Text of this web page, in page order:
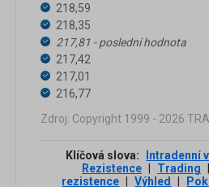
218,59
218,35
217,81 - poslední hodnota
217,42
217,01
216,77
Zdroj: Copyright 1999 - 2026
Klíčová slova: Intradenní
Rezistence
Trading
rezistence
Výhled